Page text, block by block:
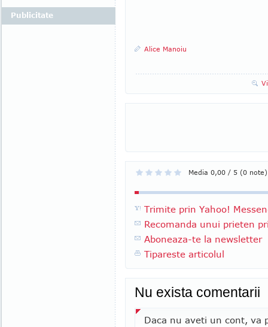
Alice Manoiu
Media 0,00 / 5 (0 note)
Trimite prin Yahoo!
Recomanda unui prieten
Aboneaza-te la newsletter
Tipareste articolul
Nu exista comentarii
Daca nu aveti un cont, va
Publicitate